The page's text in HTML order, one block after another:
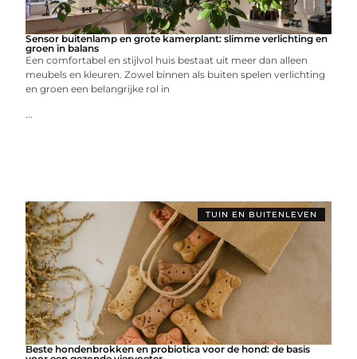
Sensor buitenlamp en grote kamerplant: slimme verlichting en
groen in balans
Een comfortabel en stijlvol huis bestaat uit meer dan alleen
meubels en kleuren. Zowel binnen als buiten spelen verlichting
en groen een belangrijke rol in
...
TUIN EN BUITENLEVEN
Beste hondenbrokken en probiotica voor de hond: de basis